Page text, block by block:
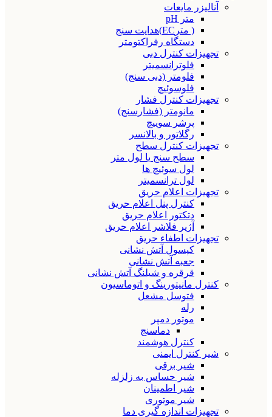
آنالیزر مایعات
متر pH
( مترEC)هدایت سنج
دستگاه رفراکتومتر
تجهیزات کنترل دبی
فلوترانسمیتر
فلومتر (دبی سنج)
فلوسوئیچ
تجهیزات کنترل فشار
مانومتر (فشارسنج)
پرشر سوییچ
رگلاتور و بالانسر
تجهیزات کنترل سطح
سطح سنج یا لول متر
لول سوئیچ ها
لول ترانسمیتر
تجهیزات اعلام حریق
کنترل پنل اعلام حریق
دتکتور اعلام حریق
آژیر فلاشر اعلام حریق
تجهیزات اطفاء حریق
کپسول آتش نشانی
جعبه آتش نشانی
قرقره و شیلنگ آتش نشانی
کنترل مانیتورینگ و اتوماسیون
فتوسل مشعل
رله
موتور دمپر
دماسنج
کنترل هوشمند
شیر کنترل ایمنی
شیر برقی
شیر حساس به زلزله
شیر اطمینان
شیر موتوری
تجهیزات اندازه گیری دما